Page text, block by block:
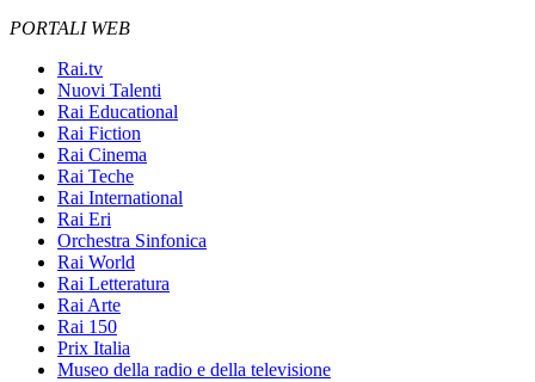
PORTALI WEB
Rai.tv
Nuovi Talenti
Rai Educational
Rai Fiction
Rai Cinema
Rai Teche
Rai International
Rai Eri
Orchestra Sinfonica
Rai World
Rai Letteratura
Rai Arte
Rai 150
Prix Italia
Museo della radio e della televisione